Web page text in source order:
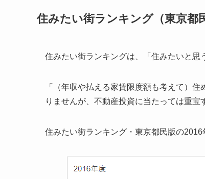
住みたい街ランキング（東京都
住みたい街ランキングは、「住みたいと思
「（年収や払える家賃限度額も考えて）
りませんが、不動産投資に当たっては重宝
住みたい街ランキング・東京都民版の